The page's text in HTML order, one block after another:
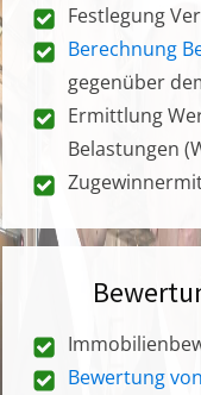
Festlegung
Berechnung
gegenüber
Ermittlung
Belastungen
Bewertung